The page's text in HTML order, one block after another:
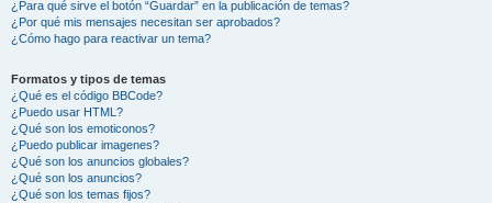
¿Para qué sirve el botón “Guardar” en la publicación de temas?
¿Por qué mis mensajes necesitan ser aprobados?
¿Cómo hago para reactivar un tema?
Formatos y tipos de temas
¿Qué es el código BBCode?
¿Puedo usar HTML?
¿Qué son los emoticonos?
¿Puedo publicar imagenes?
¿Qué son los anuncios globales?
¿Qué son los anuncios?
¿Qué son los temas fijos?